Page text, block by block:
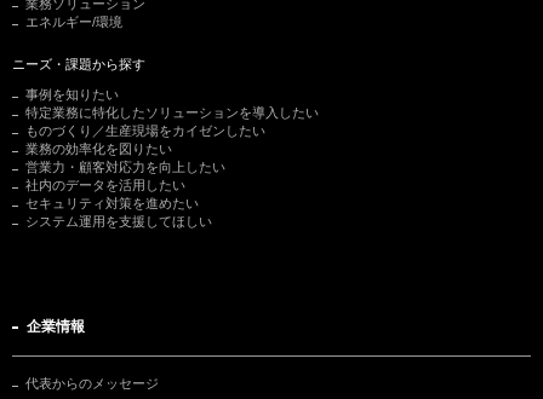
業務ソリューション
エネルギー/環境
ニーズ・課題から探す
事例を知りたい
特定業務に特化したソリューションを導入したい
ものづくり／生産現場をカイゼンしたい
業務の効率化を図りたい
営業力・顧客対応力を向上したい
社内のデータを活用したい
セキュリティ対策を進めたい
システム運用を支援してほしい
企業情報
代表からのメッセージ